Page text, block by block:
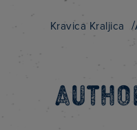
Kravica Kraljica /